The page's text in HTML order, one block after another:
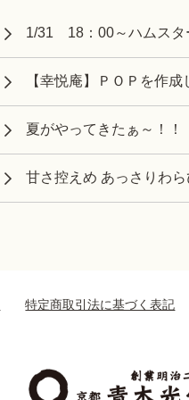
1/31 18：00～ハムスタ
【幸悦庵】ＰＯＰを作成
夏がやってきたぁ～！！
甘さ控えめ あっさりわら
特定商取引法に基づく表記